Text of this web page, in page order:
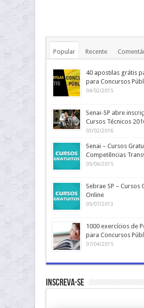
Popular Recente
40 apostilas grátis
para Concursos
04/02/2015
Senai-SP abre
Cursos Técnicos
03/02/2016
Senai – Cursos
Competências
05/06/2015
Sebrae SP – Cursos
Online
05/07/2013
1000 exercícios de
para Concursos
07/04/2015
Inscreva-se